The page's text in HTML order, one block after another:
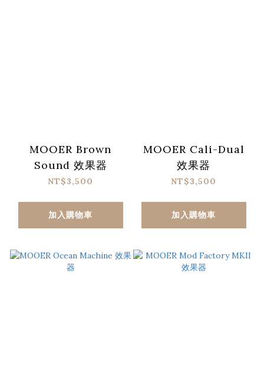
MOOER Brown
Sound 效果器
NT$3,500
加入購物車
MOOER Cali-Dual
效果器
NT$3,500
加入購物車